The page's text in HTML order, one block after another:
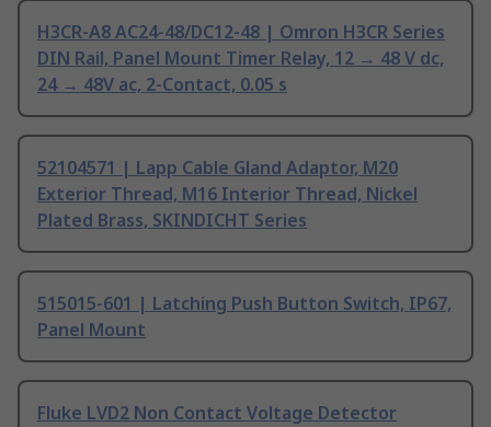
H3CR-A8 AC24-48/DC12-48 | Omron H3CR Series
DIN Rail, Panel Mount Timer Relay, 12 → 48 V dc,
24 → 48V ac, 2-Contact, 0.05 s
52104571 | Lapp Cable Gland Adaptor, M20
Exterior Thread, M16 Interior Thread, Nickel
Plated Brass, SKINDICHT Series
515015-601 | Latching Push Button Switch, IP67,
Panel Mount
Fluke LVD2 Non Contact Voltage Detector